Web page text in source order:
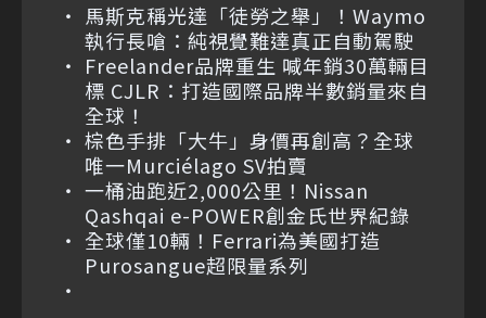
馬斯克稱光達「徒勞之舉」！Waymo
執行長嗆：純視覺難達真正自動駕駛
Freelander品牌重生 喊年銷30萬輛目
標 CJLR：打造國際品牌半數銷量來自
全球！
棕色手排「大牛」身價再創高？全球
唯一Murciélago SV拍賣
一桶油跑近2,000公里！Nissan
Qashqai e-POWER創金氏世界紀錄
全球僅10輛！Ferrari為美國打造
Purosangue超限量系列